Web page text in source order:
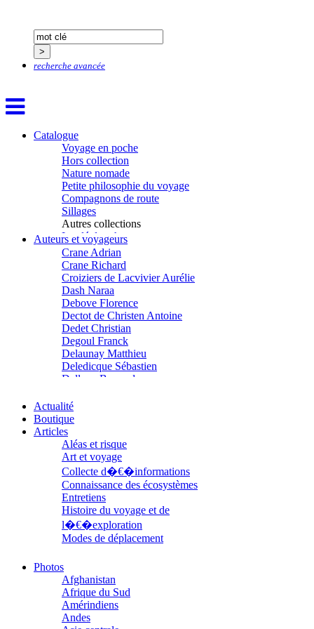
recherche avancée
Catalogue
Voyage en poche
Hors collection
Nature nomade
Petite philosophie du voyage
Compagnons de route
Sillages
Autres collections
La clé des champs
Chemins d’étoiles
Visions
Auteurs et voyageurs
Caritey Rémi
Caufriez Anne
Chaud Marianne
Chenot Philippe
Chicurel Arnaud
Clémenceau Adrien
Colonna d’Istria Jérôme
Conesa Gabriel
Corazza Pascal
Cotta Jean-Marc
Cousergue Arnaud
Crane Adrian
Crane Richard
Croiziers de Lacvivier Aurélie
Dash Naraa
Debove Florence
Dectot de Christen Antoine
Dedet Christian
Degoul Franck
Delaunay Matthieu
Deledicque Sébastien
Delloye Bernard
Descave Nicolas
Desprez Élise
Desprez Léopoldine
Devouassoux Philippe
Dubois-Tartacap Nicole
Ducret Nicolas
Dugast Stéphane
Dunbar Géraldine
Edwards Richard
Figueras Raymond
Fisset Émeric
Fisset Christine
Fontaine Benoît
Foucard Marie
Fradin Patrick
Fraisse Thomas
François Valérie
Actualité
Boutique
Articles
Aléas et risque
Art et voyage
Collecte d�€�informations
Connaissance des écosystèmes
Entretiens
Histoire du voyage et de
l�€�exploration
Modes de déplacement
Parcours choisis
Patrimoine
Petite ethnographie
Portraits
Questions de survie
Réflexions
Photos
Afghanistan
Afrique du Sud
Amérindiens
Andes